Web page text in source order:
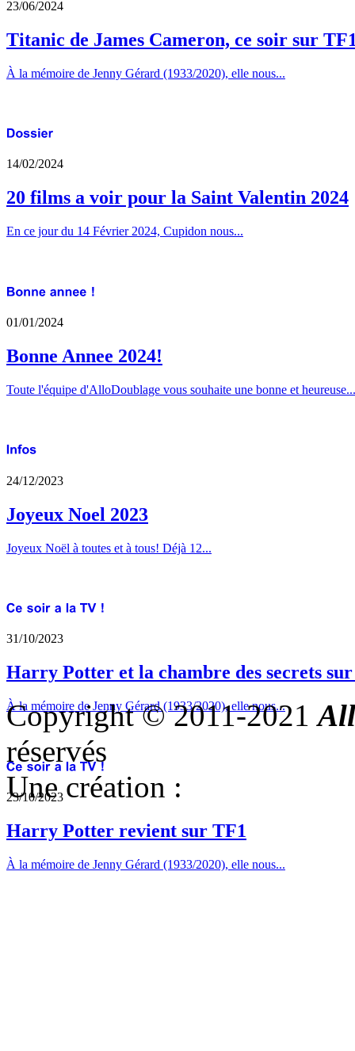
23/06/2024
Titanic de James Cameron, ce soir sur
À la mémoire de Jenny Gérard (1933/2020), elle nous...
14/02/2024
20 films a voir pour la Saint Valentin 2024
En ce jour du 14 Février 2024, Cupidon nous...
01/01/2024
Bonne Annee 2024!
Toute l'équipe d'AlloDoublage vous souhaite une bonne et heureuse...
24/12/2023
Joyeux Noel 2023
Joyeux Noël à toutes et à tous! Déjà 12...
31/10/2023
Harry Potter et la chambre des secrets
À la mémoire de Jenny Gérard (1933/2020), elle nous...
23/10/2023
Harry Potter revient sur TF1
À la mémoire de Jenny Gérard (1933/2020), elle nous...
Copyright © 2011-2021
réservés
Une création :